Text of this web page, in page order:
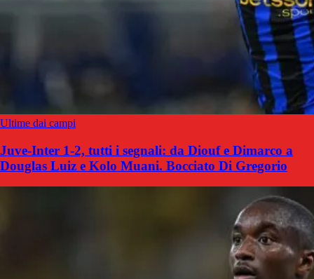
Ultime dai campi
Juve-Inter 1-2, tutti i segnali: da Diouf e Dimarco a
Douglas Luiz e Kolo Muani. Bocciato Di Gregorio